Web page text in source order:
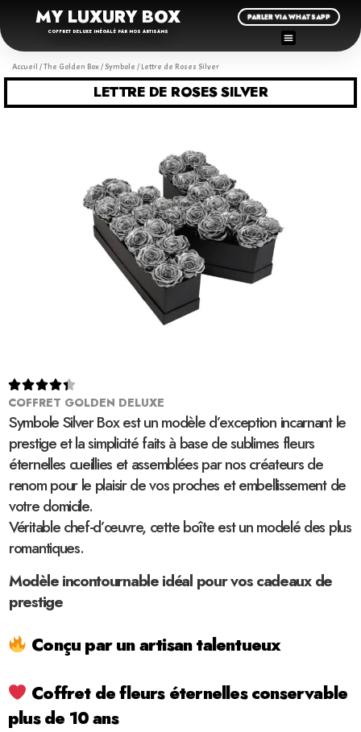
MY LUXURY BOX
COFFRET DELUXE INÉGALÉ PAR NOS ARTISANS
PARLER VIA WHATSAPP
Accueil /The Golden Box/ Symbole / Lettre de Roses Silver
LETTRE DE ROSES SILVER

COFFRET GOLDEN DELUXE
Symbole Silver Box est un modèle d’exception incarnant le
prestige et la simplicité faits à base de sublimes fleurs
éternelles cueillies et assemblées par nos créateurs de
renom pour le plaisir de vos proches et embellissement de
votre domicile.
Véritable chef-d’œuvre, cette boîte est un modelé des plus
romantiques.
Modèle incontournable idéal pour vos cadeaux de
prestige
Conçu par un artisan talentueux
Coffret de fleurs éternelles conservable
plus de 10 ans